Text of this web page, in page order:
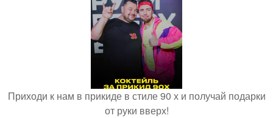
Приходи к нам в прикиде в стиле 90 х и получай подарки
от руки вверх!